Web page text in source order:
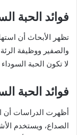
فوائد الحبة
تظهر الأبحاث أن
والصفير ووظيفة
لا تكون الحبة
فوائد الحبة
أظهرت الدراسات أن
الصداع، ويستخدم